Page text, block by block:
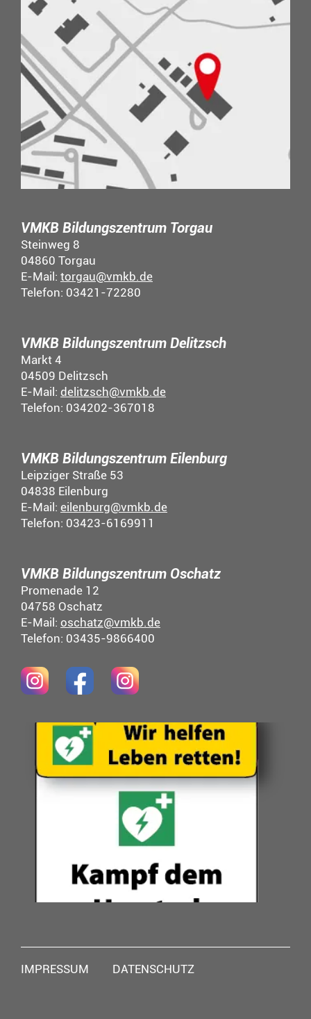
VMKB Bildungszentrum Torgau
Steinweg 8
04860 Torgau
E-Mail: torgau@vmkb.de
Telefon: 03421-72280
VMKB Bildungszentrum Delitzsch
Markt 4
04509 Delitzsch
E-Mail: delitzsch@vmkb.de
Telefon: 034202-367018
VMKB Bildungszentrum Eilenburg
Leipziger Straße 53
04838 Eilenburg
E-Mail: eilenburg@vmkb.de
Telefon: 03423-6169911
VMKB Bildungszentrum Oschatz
Promenade 12
04758 Oschatz
E-Mail: oschatz@vmkb.de
Telefon: 03435-9866400
Navigation
IMPRESSUM DATENSCHUTZ